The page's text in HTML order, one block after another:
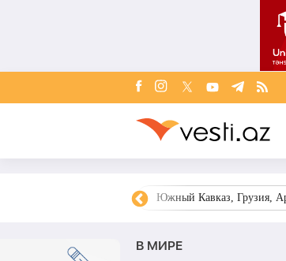
Южный Кавказ, Грузия,
В МИРЕ